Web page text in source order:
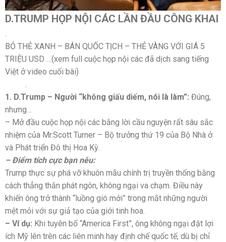
D.TRUMP HỌP NỘI CÁC LẦN ĐẦU CÔNG KHAI
.
BỎ THẺ XANH – BÁN QUỐC TỊCH – THẺ VÀNG VỚI GIÁ 5
TRIỆU USD …(xem full cuộc họp nội các đã dịch sang tiếng
Việt ở video cuối bài)
.
1. D.Trump – Người “không giấu diếm, nói là làm”: Đúng,
nhưng…
– Mở đầu cuộc họp nội các bằng lời cầu nguyện rất sâu sắc
nhiệm của Mr.Scott Turner – Bộ trưởng thứ 19 của Bộ Nhà ở
và Phát triển Đô thị Hoa Kỳ.
– Điểm tích cực bạn nêu:
Trump thực sự phá vỡ khuôn mẫu chính trị truyền thống bằng
cách thẳng thắn phát ngôn, không ngại va chạm. Điều này
khiến ông trở thành “luồng gió mới” trong mắt những người
mệt mỏi với sự giả tạo của giới tinh hoa.
– Ví dụ: Khi tuyên bố “America First”, ông không ngại đặt lợi
ích Mỹ lên trên các liên minh hay định chế quốc tế, dù bị chỉ